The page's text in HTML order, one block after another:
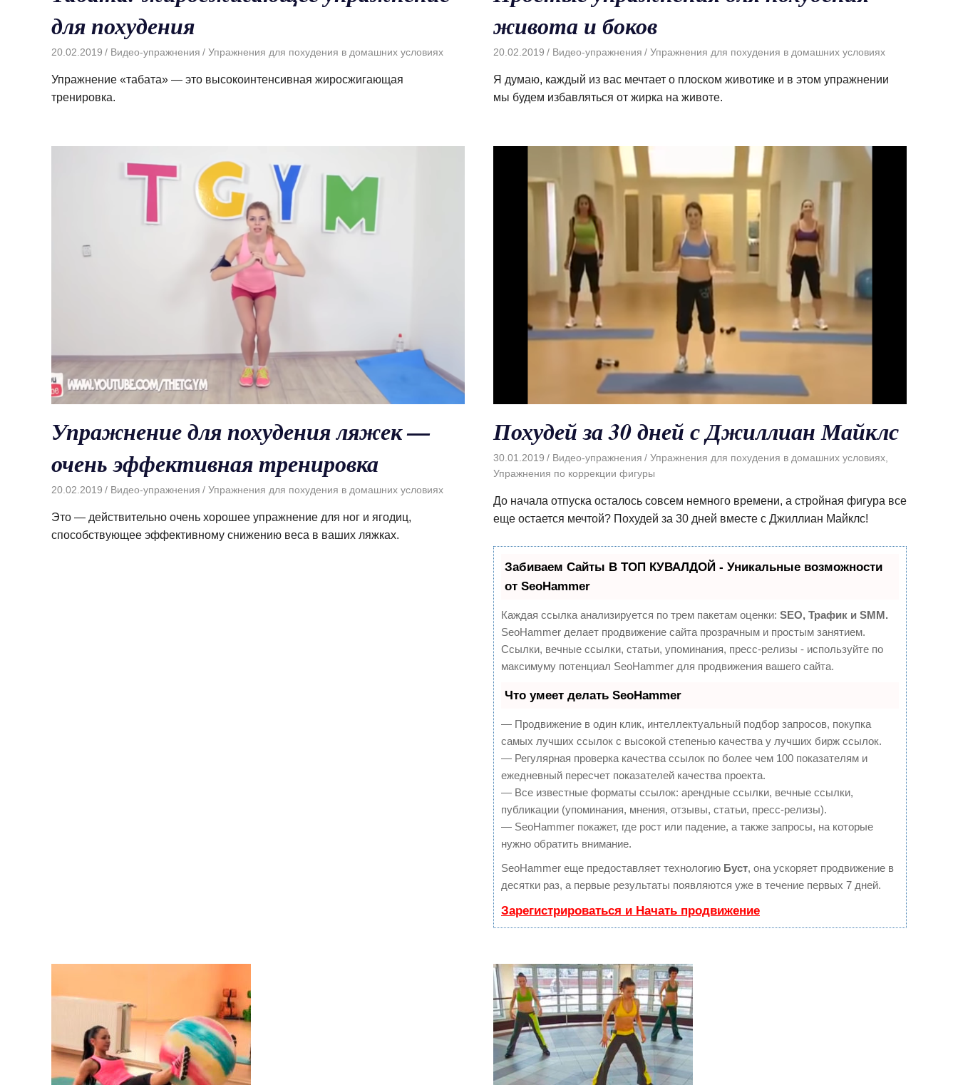
для похудения
20.02.2019 Видео-упражнения Упражнения для похудения в домашних условиях
Упражнение «табата» — это высокоинтенсивная жиросжигающая
тренировка.
живота и боков
20.02.2019 Видео-упражнения Упражнения для похудения в домашних условиях
Я думаю, каждый из вас мечтает о плоском животике и в этом упражнении
мы будем избавляться от жирка на животе.
Упражнение для похудения ляжек —
очень эффективная тренировка
20.02.2019 Видео-упражнения Упражнения для похудения в домашних условиях
Это — действительно очень хорошее упражнение для ног и ягодиц,
способствующее эффективному снижению веса в ваших ляжках.
Похудей за 30 дней с Джиллиан Майклс
30.01.2019 Видео-упражнения Упражнения для похудения в домашних условиях,
Упражнения по коррекции фигуры
До начала отпуска осталось совсем немного времени, а стройная фигура все
еще остается мечтой? Похудей за 30 дней вместе с Джиллиан Майклс!
Забиваем Сайты В ТОП КУВАЛДОЙ - Уникальные возможности
от SeoHammer
Каждая ссылка анализируется по трем пакетам оценки: SEO, Трафик и SMM.
SeoHammer делает продвижение сайта прозрачным и простым занятием.
Ссылки, вечные ссылки, статьи, упоминания, пресс-релизы - используйте по
максимуму потенциал SeoHammer для продвижения вашего сайта.
Что умеет делать SeoHammer
— Продвижение в один клик, интеллектуальный подбор запросов, покупка
самых лучших ссылок с высокой степенью качества у лучших бирж ссылок.
— Регулярная проверка качества ссылок по более чем 100 показателям и
ежедневный пересчет показателей качества проекта.
— Все известные форматы ссылок: арендные ссылки, вечные ссылки,
публикации (упоминания, мнения, отзывы, статьи, пресс-релизы).
— SeoHammer покажет, где рост или падение, а также запросы, на которые
нужно обратить внимание.
SeoHammer еще предоставляет технологию Буст, она ускоряет продвижение в
десятки раз, а первые результаты появляются уже в течение первых 7 дней.
Зарегистрироваться и Начать продвижение